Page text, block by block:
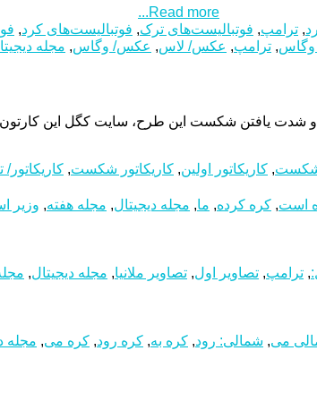
Read more...
, ترامپ, فوتبالیست‌های ترک, فوتبالیست‌های کرد,
وگاس, ترامپ, عکس/ لاس‌, عکس/ وگاس, مجله
و شدت یافتن شکست این طرح، سایت کگل این
, کاریکاتور اولین, کاریکاتور شکست,
است, کره کرده, ما, مجله دیجیتال, مجله هفته, وزیر
, ترامپ, تصاویر اول, تصاویر ملانیا, مجله دیجیتال,
می, شمالی: رود, کره به, کره رود, کره می, مجله